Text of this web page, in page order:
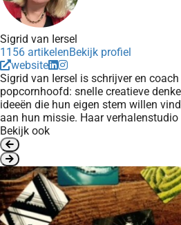
Sigrid van Iersel
1156 artikelenBekijk profiel
website
Sigrid van Iersel is schrijver en
popcornhoofd: snelle creatieve
ideeën die hun eigen stem willen
aan hun missie. Haar
Bekijk ook